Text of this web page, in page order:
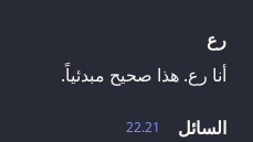
رع
أنا رع. هذا صحيح مبدئياً.
22.21
السائل